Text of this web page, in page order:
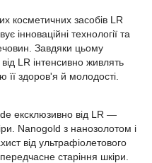
косметичних засобів LR
інноваційні технології та
Завдяки цьому
LR інтенсивно живлять
її здоров'я й молодості.
ексклюзивно від LR —
Nanogold з нанозолотом і
від ультрафіолетового
старіння шкіри.